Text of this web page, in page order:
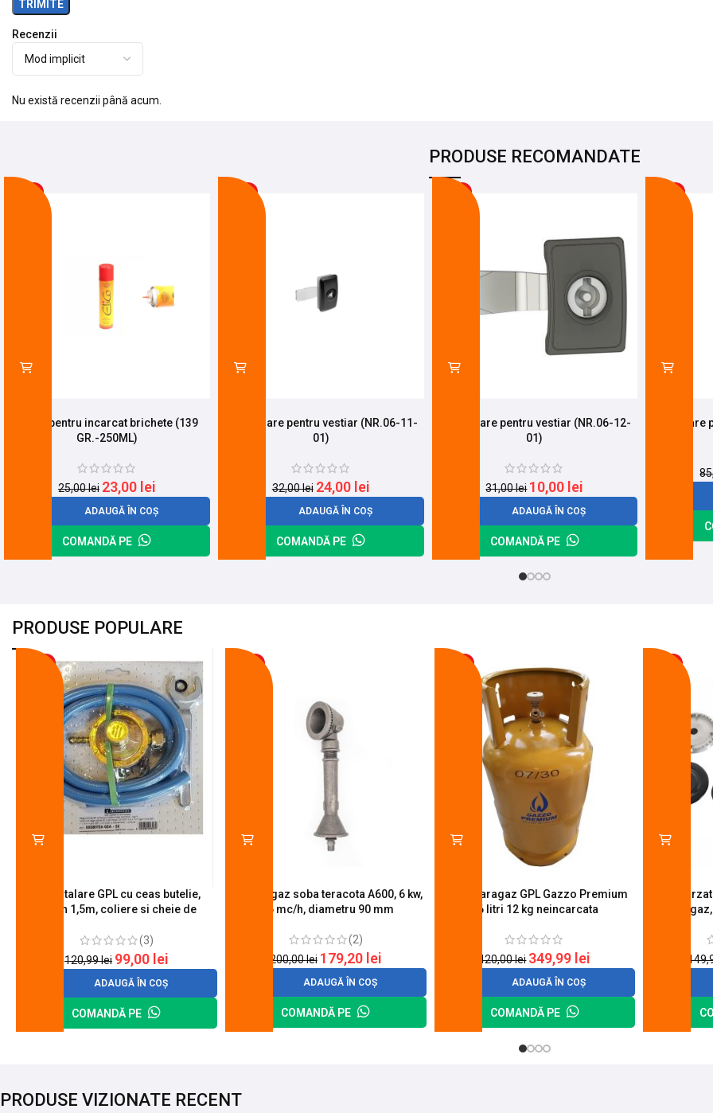
Recenzii
Nu există recenzii până acum.
PRODUSE RECOMANDATE
Spray pentru incarcat brichete (139
GR.-250ML)
25,00lei 23,00 lei
ADAUGĂ ÎN COȘ
COMANDĂ PE
Incuietoare pentru vestiar (NR.06-11-
01)
32,00lei 24,00 lei
ADAUGĂ ÎN COȘ
COMANDĂ PE
Incuietoare pentru vestiar (NR.06-12-
01)
31,00lei 10,00 lei
ADAUGĂ ÎN COȘ
COMANDĂ PE
Incuietoare
PRODUSE POPULARE
Kit instalare GPL cu ceas butelie,
furtun 1,5m, coliere si cheie de
(3)
120,99lei 99,00 lei
ADAUGĂ ÎN COȘ
COMANDĂ PE
Arzator gaz soba teracota A600, 6 kw,
0.6 mc/h, diametru 90 mm
(2)
200,00lei 179,20 lei
ADAUGĂ ÎN COȘ
COMANDĂ PE
Butelie aragaz GPL Gazzo Premium
26 litri 12 kg neincarcata
420,00lei 349,99 lei
ADAUGĂ ÎN COȘ
COMANDĂ PE
Set 4
PRODUSE VIZIONATE RECENT